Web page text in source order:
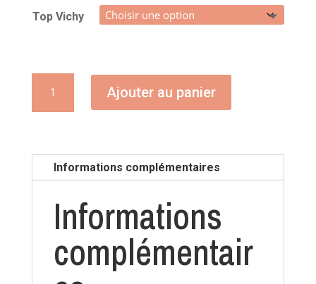
Top Vichy
Ajouter au panier
Informations complémentaires
Informations
complémentair